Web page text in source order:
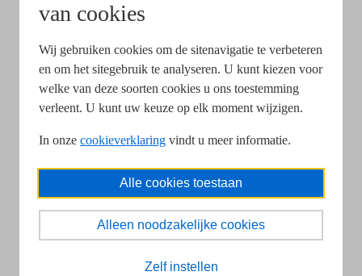
van cookies
Wij gebruiken cookies om de sitenavigatie te verbeteren
en om het sitegebruik te analyseren. U kunt kiezen voor
welke van deze soorten cookies u ons toestemming
verleent. U kunt uw keuze op elk moment wijzigen.
In onze cookieverklaring vindt u meer informatie.
Alle cookies toestaan
Alleen noodzakelijke cookies
Zelf instellen